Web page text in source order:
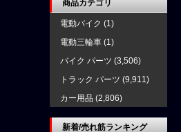
商品カテゴリ
電動バイク (1)
電動三輪車 (1)
バイク パーツ (3,506)
トラック パーツ (9,911)
カー用品 (2,806)
新着/売れ筋ランキング